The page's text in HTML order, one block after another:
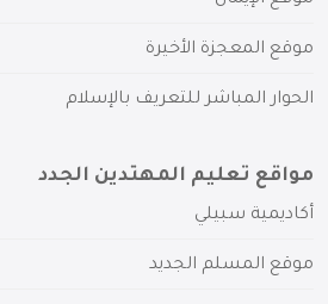
موقع المعجزة الأخيرة
الحوار المباشر للتعريف بالإسلام
مواقع تعليم المهتدين الجدد
أكاديمية سبيلي
موقع المسلم الجديد